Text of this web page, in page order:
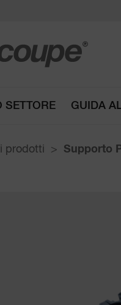
SETTORE GUIDA
prodotti Supporto